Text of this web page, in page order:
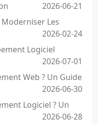
2026-06-21
Moderniser Les
2026-02-24
Logiciel
2026-07-01
Web ? Un Guide
2026-06-30
Logiciel ? Un
2026-06-28